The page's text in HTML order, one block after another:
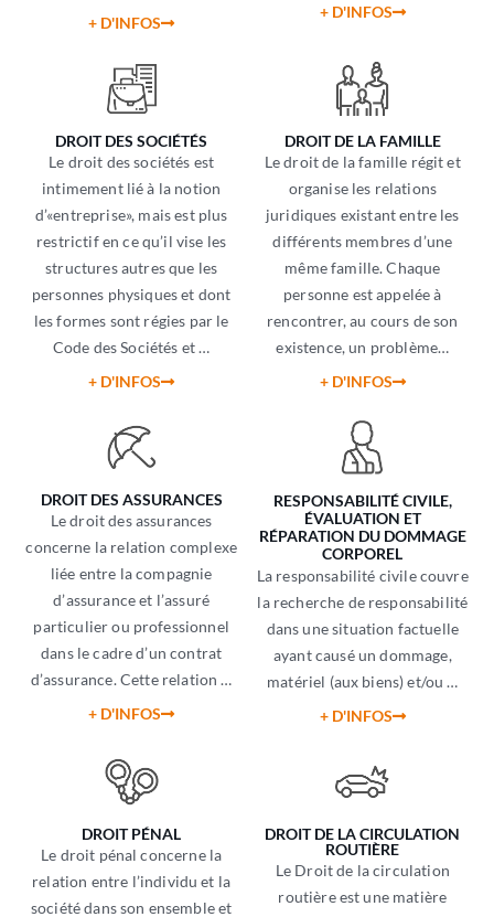
+ D'INFOS
+ D'INFOS
DROIT DES SOCIÉTÉS
Le droit des sociétés est
intimement lié à la notion
d’«entreprise», mais est plus
restrictif en ce qu’il vise les
structures autres que les
personnes physiques et dont
les formes sont régies par le
Code des Sociétés et …
+ D'INFOS
DROIT DE LA FAMILLE
Le droit de la famille régit et
organise les relations
juridiques existant entre les
différents membres d’une
même famille. Chaque
personne est appelée à
rencontrer, au cours de son
existence, un problème…
+ D'INFOS
DROIT DES ASSURANCES
Le droit des assurances
concerne la relation complexe
liée entre la compagnie
d’assurance et l’assuré
particulier ou professionnel
dans le cadre d’un contrat
d’assurance. Cette relation …
+ D'INFOS
RESPONSABILITÉ CIVILE,
ÉVALUATION ET
RÉPARATION DU DOMMAGE
CORPOREL
La responsabilité civile couvre
la recherche de responsabilité
dans une situation factuelle
ayant causé un dommage,
matériel (aux biens) et/ou …
+ D'INFOS
DROIT PÉNAL
Le droit pénal concerne la
relation entre l’individu et la
société dans son ensemble et
DROIT DE LA CIRCULATION
ROUTIÈRE
Le Droit de la circulation
routière est une matière